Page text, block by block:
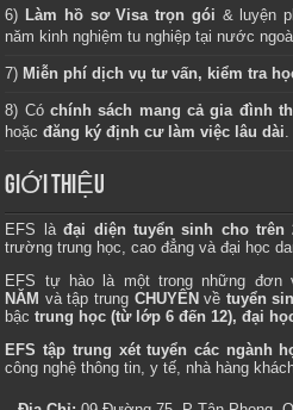
6) Làm hồ sơ Visa trọn gói & luyện
năm kinh nghiệm tu nghiệp tại nước
7) Miễn phí dịch vụ tư vấn, kiểm tra
8) Cóchính sách mang cả gia đình
hoặcđăng ký định cư làm việc lâu dài.
GIỚI THIỆU
EFS làđại diện tuyển sinh cho
trường trung học, cao đẳng và đại học
EFS tự hào là một trong những
NĂM và tập trung CHUYÊN về tuyển
bậctrung học (từ lớp 6 đến 12), đại
EFS tập trung xét tuyển các ngành
công nghệ thông tin, y tế, nhà hàng